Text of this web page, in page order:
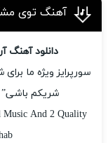
آهنگ توی
دانلود آهنگ
سورپرایز ویژه ما
شریکم باشی” از
Music And 2 Quality